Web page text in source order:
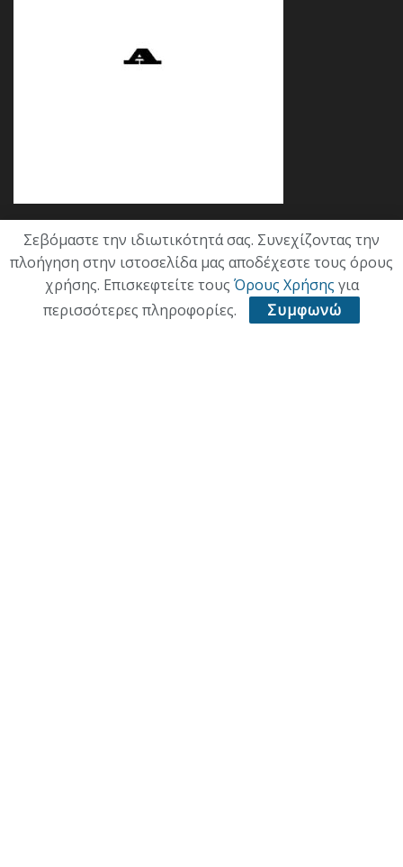
Κατηγορίες
ΕΠΙΚΑΙΡΟΤΗΤΑ
Σεβόμαστε την ιδιωτικότητά σας. Συνεχίζοντας την
πλοήγηση στην ιστοσελίδα μας αποδέχεστε τους όρους
χρήσης. Επισκεφτείτε τους Όρους Χρήσης για
περισσότερες πληροφορίες.
Συμφωνώ